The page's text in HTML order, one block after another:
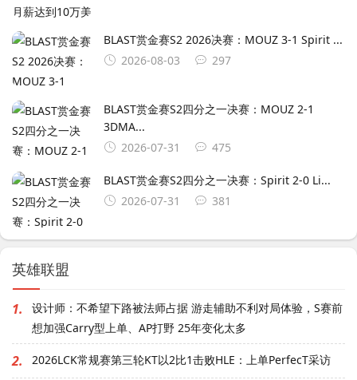
BLAST赏金赛S2 2026决赛：MOUZ 3-1 Spirit ...
2026-08-03
297
BLAST赏金赛S2四分之一决赛：MOUZ 2-1
3DMA...
2026-07-31
475
BLAST赏金赛S2四分之一决赛：Spirit 2-0 Li...
2026-07-31
381
英雄联盟
1.
设计师：不希望下路被法师占据 游走辅助不利对局体验，S赛前
想加强Carry型上单、AP打野 25年变化太多
2. 2026LCK常规赛第三轮KT以2比1击败HLE：上单PerfecT采访